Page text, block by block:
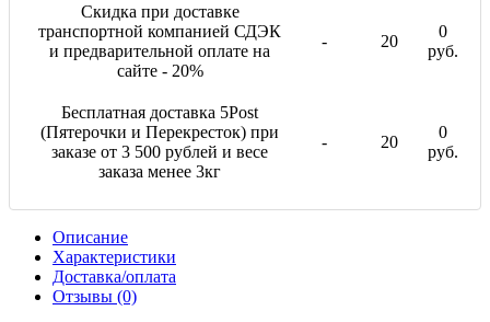
Скидка при доставке
транспортной компанией СДЭК
и предварительной оплате на
сайте - 20%
- 20
0
руб.
Бесплатная доставка 5Post
(Пятерочки и Перекресток) при
заказе от 3 500 рублей и весе
заказа менее 3кг
- 20
0
руб.
Описание
Характеристики
Доставка/оплата
Отзывы (0)